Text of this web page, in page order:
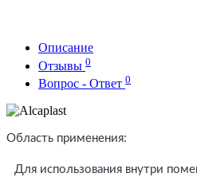
Описание
Отзывы 0
Вопрос - Ответ 0
Область применения:
Для использования внутри